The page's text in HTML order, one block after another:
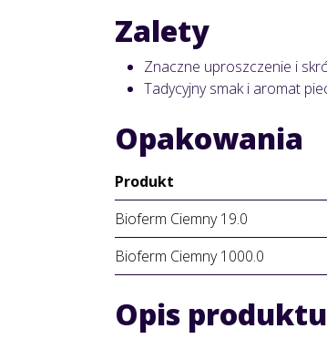
Zalety
Znaczne uproszczenie i
Tadycyjny smak i aromat
Opakowania
Produkt
Bioferm Ciemny 19.0
Bioferm Ciemny 1000.0
Opis produktu